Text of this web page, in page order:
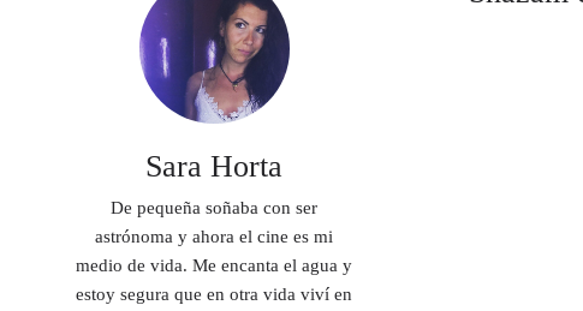
Sara Horta
De pequeña soñaba con ser
astrónoma y ahora el cine es mi
medio de vida. Me encanta el agua y
estoy segura que en otra vida viví en